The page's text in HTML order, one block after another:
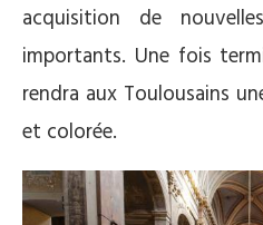
acquisition de
importants. Une fois
rendra aux Toulousains
et colorée.